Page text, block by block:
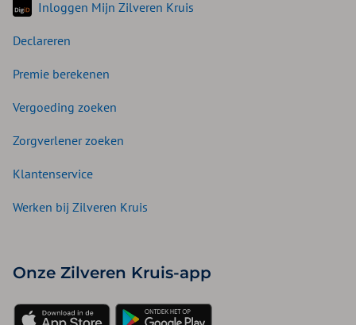
Inloggen Mijn Zilveren Kruis
Declareren
Premie berekenen
Vergoeding zoeken
Zorgverlener zoeken
Klantenservice
Werken bij Zilveren Kruis
Onze Zilveren Kruis-app